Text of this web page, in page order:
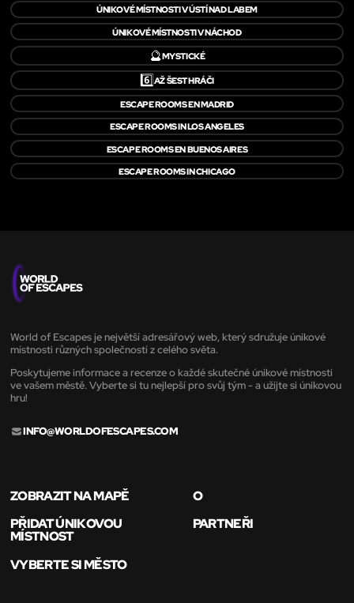
ÚNIKOVÉ MÍSTNOSTI V ÚSTÍ NAD LABEM
ÚNIKOVÉ MÍSTNOSTI V NÁCHOD
🔮MYSTICKÉ
6️⃣AŽ ŠEST HRÁČI
ESCAPE ROOMS EN MADRID
ESCAPE ROOMS IN LOS ANGELES
ESCAPE ROOMS EN BUENOS AIRES
ESCAPE ROOMS IN CHICAGO
World of Escapes je největší adresářový web, který sdružuje únikové
místnosti různých společností z celého světa.
Poskytujeme informace a recenze o každé skutečné únikové místnosti
ve vašem městě. Vyberte si tu nejlepší pro svůj tým - a užijte si únikovou
hru!
INFO@WORLDOFESCAPES.COM
ZOBRAZIT NA MAPĚ
O
PŘIDAT ÚNIKOVOU
MÍSTNOST
PARTNEŘI
VYBERTE SI MĚSTO